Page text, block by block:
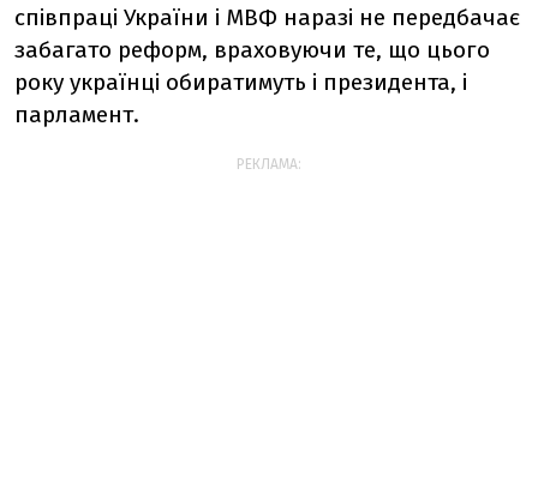
співпраці України і МВФ наразі не передбачає
забагато реформ, враховуючи те, що цього
року українці обиратимуть і президента, і
парламент.
РЕКЛАМА: